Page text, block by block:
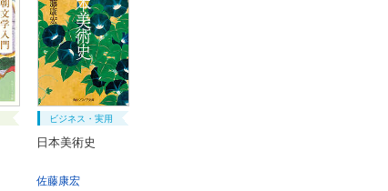
ビジネス・実用
日本美術史
佐藤康宏